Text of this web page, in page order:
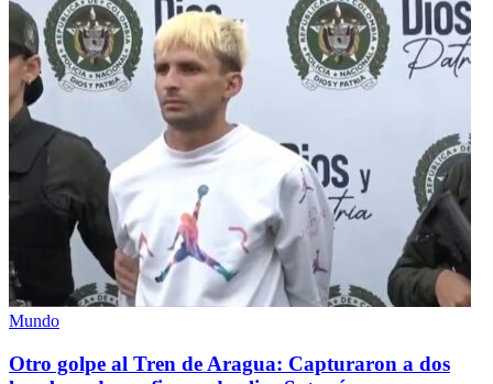
Mundo
Otro golpe al Tren de Aragua: Capturaron a dos